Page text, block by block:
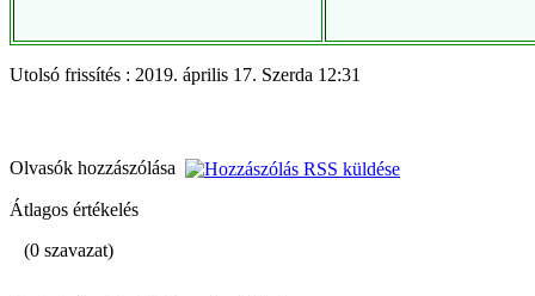
Utolsó frissítés : 2019. április 17. Szerda 12:31
Olvasók hozzászólása
Átlagos értékelés
(0 szavazat)